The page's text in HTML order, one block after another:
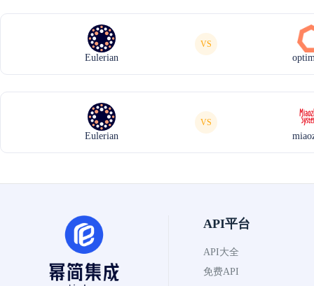
Eulerian
VS
Eulerian
VS
API平台
API大全
免费API